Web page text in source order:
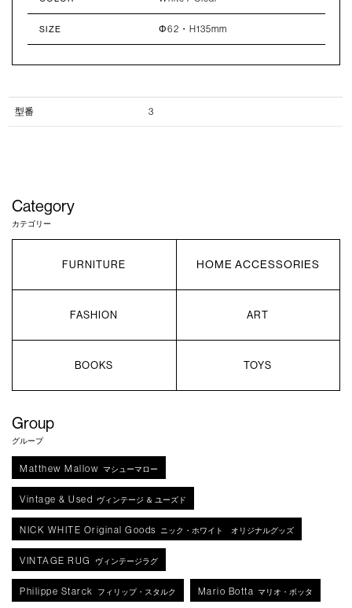
SIZE Φ62・H135mm
型番 3
Category
カテゴリー
FURNITURE HOME ACCESSORIES
FASHION ART
BOOKS TOYS
Group
グループ
Matthew Mallow マシューマロー
Vintage & Used ヴィンテージ ＆ ユーズド
NICK WHITE Original Goods ニック・ホワイト オリジナルグッズ
VINTAGE RUG ヴィンテージラグ
Philippe Starck フィリップ・スタルク Mario Botta マリオ・ボッタ